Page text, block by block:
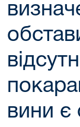
вини є